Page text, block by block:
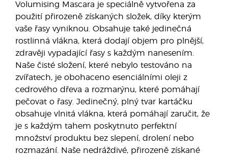
Volumising Mascara je speciálně vytvořena za
použití přirozeně získaných složek, díky kterým
vaše řasy vyniknou. Obsahuje také jedinečná
rostlinná vlákna, která dodají objem pro plnější,
zdravěji vypadající řasy s každým nanesením.
Naše čisté složení, které nebylo testováno na
zvířatech, je obohaceno esenciálními oleji z
cedrového dřeva a rozmarýnu, které pomáhají
pečovat o řasy. Jedinečný, plný tvar kartáčku
obsahuje vlnitá vlákna, která pomáhají zaručit, že
je s každým tahem poskytnuto perfektní
množství produktu bez slepení, drolení nebo
rozmazání. Naše nedráždivé, přirozeně získané